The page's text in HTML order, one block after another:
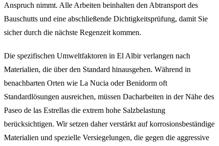
Anspruch nimmt. Alle Arbeiten beinhalten den Abtransport des
Bauschutts und eine abschließende Dichtigkeitsprüfung, damit Sie
sicher durch die nächste Regenzeit kommen.
Die spezifischen Umweltfaktoren in El Albir verlangen nach
Materialien, die über den Standard hinausgehen. Während in
benachbarten Orten wie La Nucia oder Benidorm oft
Standardlösungen ausreichen, müssen Dacharbeiten in der Nähe des
Paseo de las Estrellas die extrem hohe Salzbelastung
berücksichtigen. Wir setzen daher verstärkt auf korrosionsbeständige
Materialien und spezielle Versiegelungen, die gegen die aggressive